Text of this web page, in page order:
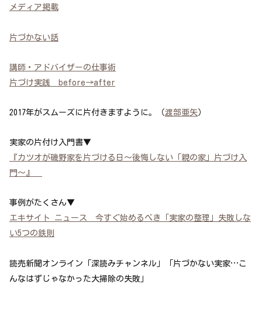
メディア掲載
片づかない話
講師・アドバイザーの仕事術
片づけ実践 before→after
2017年がスムーズに片付きますように。（渡部亜矢）
実家の片付け入門書▼
『カツオが磯野家を片づける日～後悔しない「親の家」片づけ入
門～』
事例がたくさん▼
エキサイト ニュース 今すぐ始めるべき「実家の整理」失敗しな
い5つの鉄則
読売新聞オンライン「深読みチャンネル」「片づかない実家…こ
んなはずじゃなかった大掃除の失敗」